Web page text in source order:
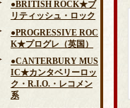
●BRITISH ROCK★ブ
リティッシュ・ロック
●PROGRESSIVE ROC
K★プログレ（英国）
●CANTERBURY MUS
IC★カンタベリーロッ
ク・R.I.O.・レコメン
系